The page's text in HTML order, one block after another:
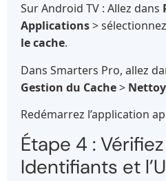
Sur Android TV : Allez dans
Applications>
le cache.
Dans Smarters Pro, allez
Gestion du Cache>
Redémarrez l’application
Étape 4 :
Identifiants et